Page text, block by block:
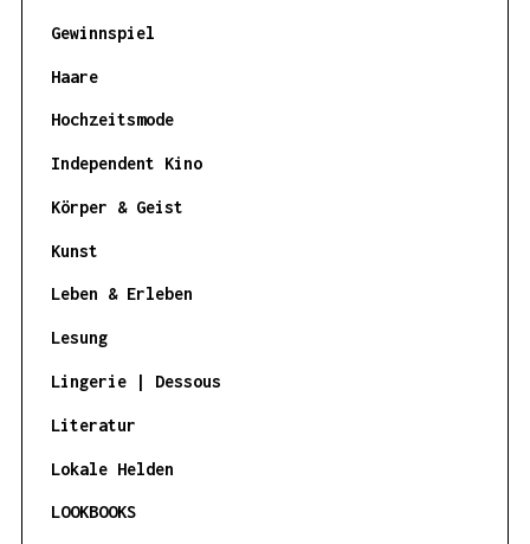
Gewinnspiel
Haare
Hochzeitsmode
Independent Kino
Körper & Geist
Kunst
Leben & Erleben
Lesung
Lingerie | Dessous
Literatur
Lokale Helden
LOOKBOOKS